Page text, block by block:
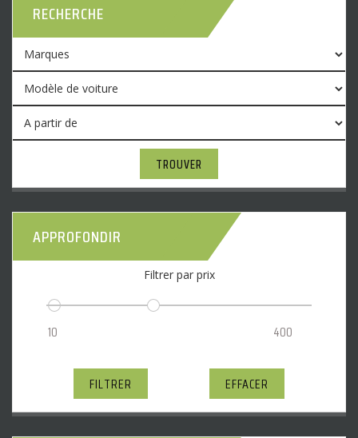
RECHERCHE
TROUVER
APPROFONDIR
Filtrer par prix
FILTRER EFFACER